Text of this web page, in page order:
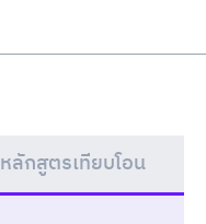
หลักสูตรเทียบโอน